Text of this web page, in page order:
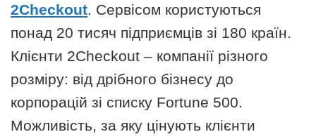
2Checkout . Сервісом користуються
понад 20 тисяч підприємців зі 180 країн.
Клієнти 2Checkout – компанії різного
розміру: від дрібного бізнесу до
корпорацій зі списку Fortune 500.
Можливість, за яку цінують клієнти